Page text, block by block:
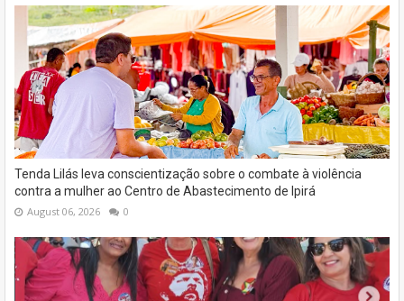
Tenda Lilás leva conscientização sobre o combate à violência
contra a mulher ao Centro de Abastecimento de Ipirá
August 06, 2026 0